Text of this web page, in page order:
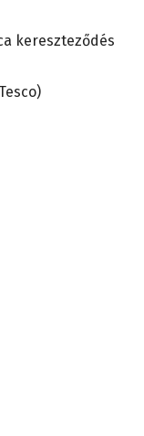
kereszteződés